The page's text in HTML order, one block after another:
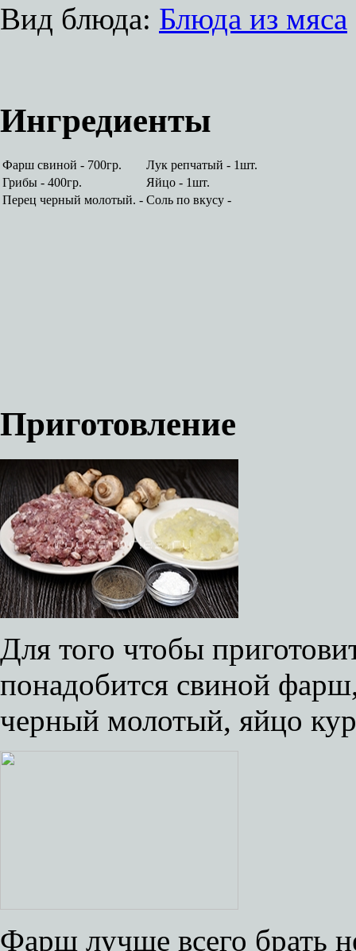
Вид блюда: Блюда из мяса
Ингредиенты
Фарш свиной - 700гр.
Лук репчатый - 1шт.
Грибы - 400гр.
Яйцо - 1шт.
Перец черный молотый. - Соль по вкусу -
Приготовление
Для того чтобы
понадобится свиной
черный молотый, яйцо
Фарш лучше всего брать